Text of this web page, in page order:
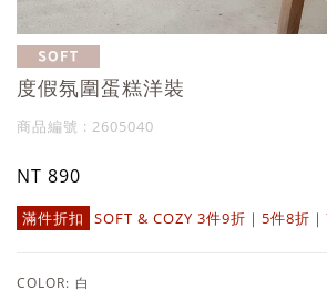
度假氛圍蛋糕洋裝
商品編號 : 2605040
NT 890
滿件折扣 SOFT & COZY 3件9折｜5件8折
COLOR: 白